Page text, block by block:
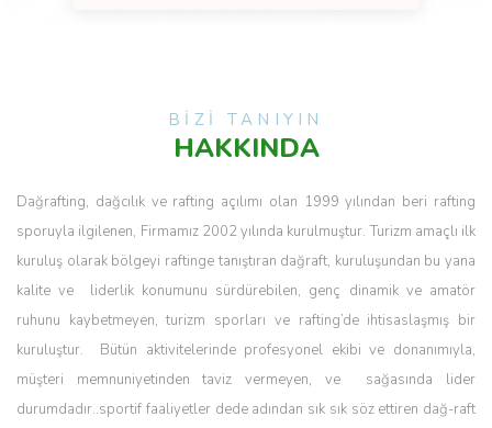
BİZİ TANIYIN
HAKKINDA
Dağrafting, dağcılık ve rafting açılımı olan 1999 yılından beri rafting
sporuyla ilgilenen, Firmamız 2002 yılında kurulmuştur. Turizm amaçlı ilk
kuruluş olarak bölgeyi raftinge tanıştıran dağraft, kuruluşundan bu yana
kalite ve liderlik konumunu sürdürebilen, genç dinamik ve amatör
ruhunu kaybetmeyen, turizm sporları ve rafting’de ihtisaslaşmış bir
kuruluştur. Bütün aktivitelerinde profesyonel ekibi ve donanımıyla,
müşteri memnuniyetinden taviz vermeyen, ve sağasında lider
durumdadır..sportif faaliyetler dede adından sık sık söz ettiren dağ-raft